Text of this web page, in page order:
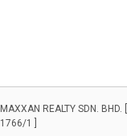
MAXXAN REALTY SDN. BHD.
1766/1 ]